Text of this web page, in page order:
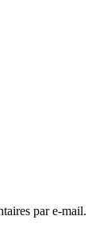
par e-mail.